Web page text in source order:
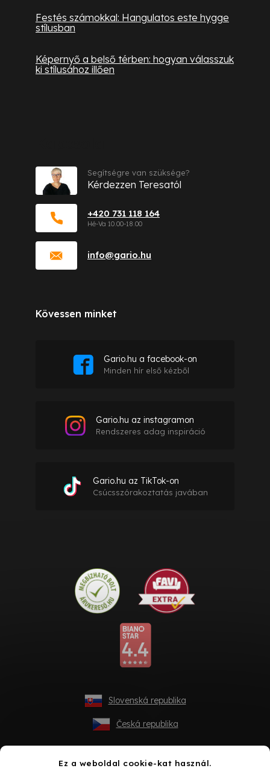
Ez a weboldal cookie-kat használ.
Festés számokkal: Hangulatos este hygge
stílusban
Képernyő a belső térben: hogyan válasszuk
ki stílusához illően
info@gario.hu
+420 731 118 164
Segítségre van szüksége?
Kérdezzen Teresatól
Kövessen minket
Gario.hu a facebook-on
Minden hír első kézből
Gario.hu az instagramon
Rendszeres adag inspiráció
Gario.hu az TikTok-on
Csúcsszórakoztatás javában
Slovenská republika
Česká republika